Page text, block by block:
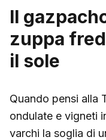
Il
zuppa
il sole
Quando pensi alla
ondulate e vigneti
varchi la soglia di